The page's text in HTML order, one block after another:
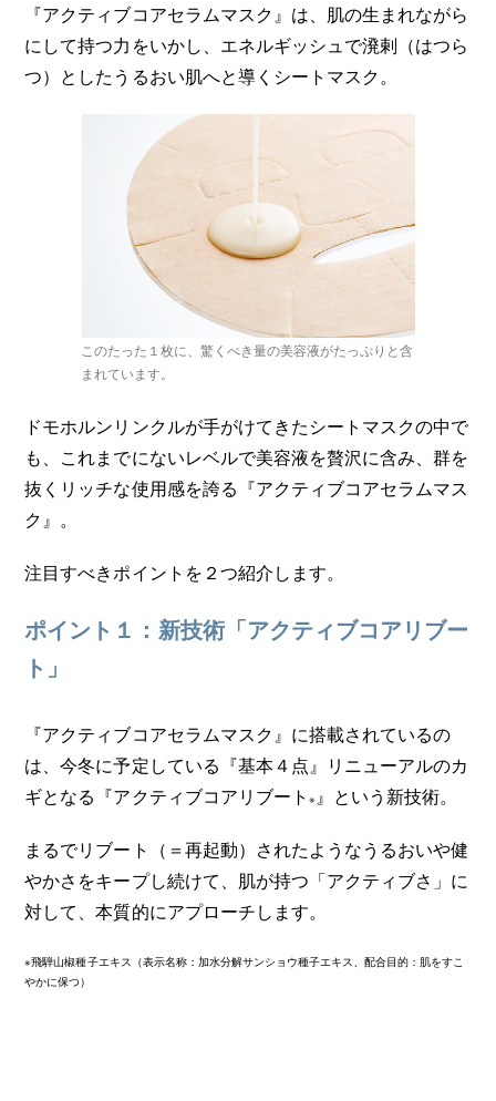
『アクティブコアセラムマスク』は、肌の生まれながら
にして持つ力をいかし、エネルギッシュで溌剌（はつら
つ）としたうるおい肌へと導くシートマスク。
このたった１枚に、驚くべき量の美容液がたっぷりと含
まれています。
ドモホルンリンクルが手がけてきたシートマスクの中で
も、これまでにないレベルで美容液を贅沢に含み、群を
抜くリッチな使用感を誇る『アクティブコアセラムマス
ク』。
注目すべきポイントを２つ紹介します。
ポイント１：新技術「アクティブコアリブー
ト」
『アクティブコアセラムマスク』に搭載されているの
は、今冬に予定している『基本４点』リニューアルのカ
ギとなる『アクティブコアリブート ※ 』という新技術。
まるでリブート（＝再起動）されたようなうるおいや健
やかさをキープし続けて、肌が持つ「アクティブさ」に
対して、本質的にアプローチします。
※飛騨山椒種子エキス（表示名称：加水分解サンショウ種子エキス、配合目的：肌をすこ
やかに保つ）